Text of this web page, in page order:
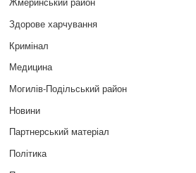
Здорове харчування
Кримінал
Медицина
Могилів-Подільський район
Новини
Партнерський матеріал
Політика